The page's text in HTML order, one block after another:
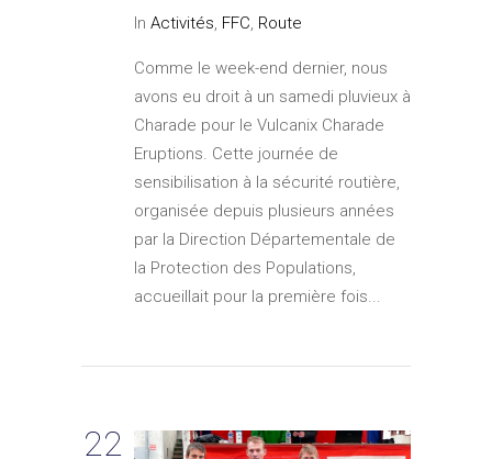
In Activités, FFC, Route
Comme le week-end dernier, nous
avons eu droit à un samedi pluvieux à
Charade pour le Vulcanix Charade
Eruptions. Cette journée de
sensibilisation à la sécurité routière,
organisée depuis plusieurs années
par la Direction Départementale de
la Protection des Populations,
accueillait pour la première fois...
22